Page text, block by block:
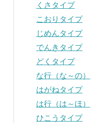
くさタイプ
こおりタイプ
じめんタイプ
でんきタイプ
どくタイプ
な行（な～の）
はがねタイプ
は行（は～ほ）
ひこうタイプ